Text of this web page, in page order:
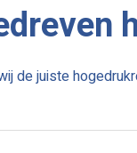
de juiste